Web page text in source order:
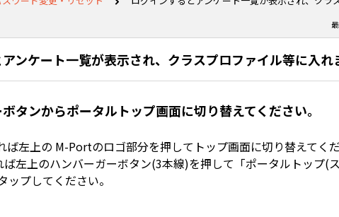
ンケート一覧が表示され、クラスプロファイル等に入れ
タンからポータルトップ画面に切り替えてください。
ば左上の M-Portのロゴ部分を押してトップ画面に切り替えてく
左上のハンバーガーボタン(3本線)を押して「ポータルトップ(
ップしてください。